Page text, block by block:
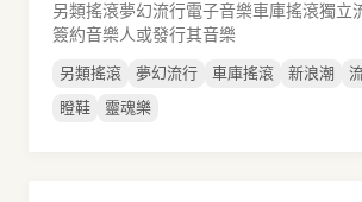
另類搖滾夢幻流行電子音樂車庫搖滾獨立
簽約音樂人或發行其音樂
另類搖滾 夢幻流行 車庫搖滾 新浪潮
瞪鞋
靈魂樂